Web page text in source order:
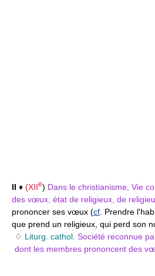
II ♦ (XIIe) Dans le christianisme, Vie
des vœux; état de religieux, de
prononcer ses vœux (cf . Prendre
que prend un religieux, qui perd son
♢ Liturg. cathol. Société reconnue
dont les membres prononcent des